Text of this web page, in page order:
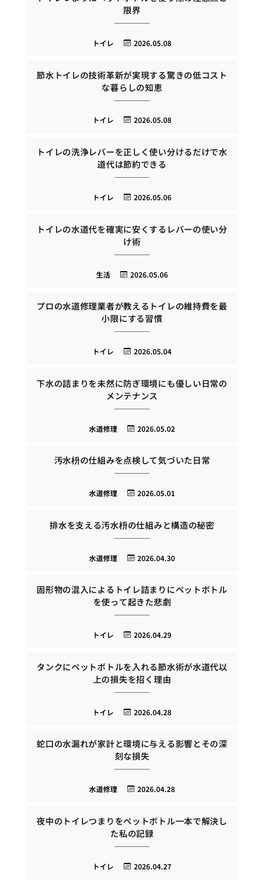
限界
2026.05.08
トイレ
節水トイレの技術革新が実現する驚きの低コスト
な暮らしの知恵
2026.05.08
トイレ
トイレの洗浄レバーを正しく使い分けるだけで水
道代は節約できる
2026.05.06
トイレ
トイレの水道代を確実に安くするレバーの使い分
け術
2026.05.06
生活
プロの水道修理業者が教えるトイレの維持費を最
小限にする習慣
2026.05.04
トイレ
下水の詰まりを未然に防ぎ環境にも優しい日常の
メンテナンス
2026.05.02
水道修理
汚水枡の仕組みを点検して気づいた日常
2026.05.01
水道修理
排水を支える汚水枡の仕組みと構造の秘密
2026.04.30
水道修理
固形物の混入によるトイレ詰まりにペットボトル
を使って起きた悲劇
2026.04.29
トイレ
タンクにペットボトルを入れる節水術が水道代以
上の損失を招く理由
2026.04.28
トイレ
蛇口の水漏れが家計と環境に与える影響とその深
刻な損失
2026.04.28
水道修理
夜中のトイレつまりをペットボトル一本で解決し
た私の記録
2026.04.27
トイレ